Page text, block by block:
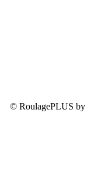
© RoulagePLUS by